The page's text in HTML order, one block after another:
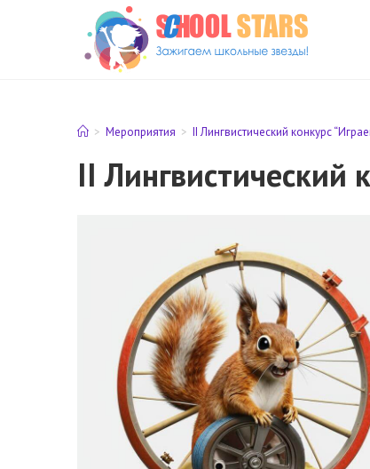
> Мероприятия > II Лингвистический конкурс
II Лингвистический